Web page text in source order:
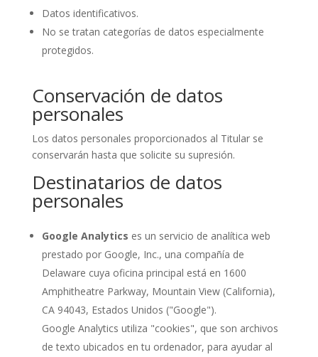
Datos identificativos.
No se tratan categorías de datos especialmente
protegidos.
Conservación de datos
personales
Los datos personales proporcionados al Titular se
conservarán hasta que solicite su supresión.
Destinatarios de datos
personales
Google Analytics es un servicio de analítica web
prestado por Google, Inc., una compañía de
Delaware cuya oficina principal está en 1600
Amphitheatre Parkway, Mountain View (California),
CA 94043, Estados Unidos ("Google").
Google Analytics utiliza "cookies", que son archivos
de texto ubicados en tu ordenador, para ayudar al